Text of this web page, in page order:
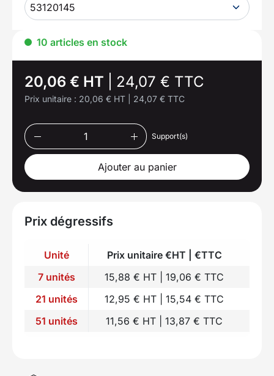
53120145
10 articles en stock
20,06 € HT 24,07 € TTC
Prix unitaire : 20,06 € HT 24,07 € TTC
Support(s)
Ajouter au panier
Prix dégressifs
Unité
Prix unitaire €HT | €TTC
7 unités
15,88 € HT | 19,06 € TTC
21 unités
12,95 € HT | 15,54 € TTC
51 unités
11,56 € HT | 13,87 € TTC